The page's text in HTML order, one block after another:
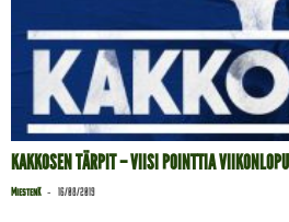
KAKKOSEN TÄRPIT – VIISI POINTTIA
MiestenK - 16/08/2019